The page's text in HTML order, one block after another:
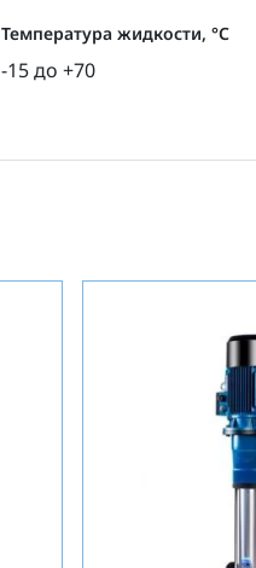
Температура жидкости, °С
-15 до +70